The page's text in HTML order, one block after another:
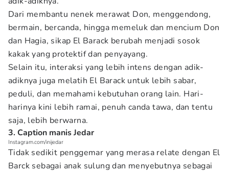
Dari membantu nenek merawat Don, menggendong,
bermain, bercanda, hingga memeluk dan mencium Don
dan Hagia, sikap El Barack berubah menjadi sosok
kakak yang protektif dan penyayang.
Selain itu, interaksi yang lebih intens dengan adik-
adiknya juga melatih El Barack untuk lebih sabar,
peduli, dan memahami kebutuhan orang lain. Hari-
harinya kini lebih ramai, penuh canda tawa, dan tentu
saja, lebih berwarna.
3. Caption manis Jedar
Instagram.com/inijedar
Tidak sedikit penggemar yang merasa relate dengan El
Barck sebagai anak sulung dan menyebutnya sebagai